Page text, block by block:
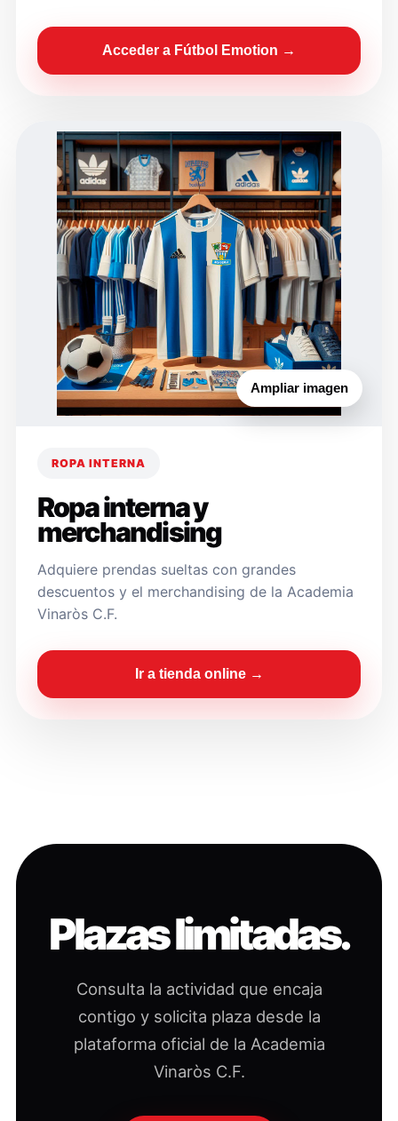
Acceder a Fútbol Emotion →
Ampliar imagen
ROPA INTERNA
Ropa interna y
merchandising
Adquiere prendas sueltas con grandes
descuentos y el merchandising de la Academia
Vinaròs C.F.
Ir a tienda online →
Plazas limitadas.
Consulta la actividad que encaja
contigo y solicita plaza desde la
plataforma oficial de la Academia
Vinaròs C.F.